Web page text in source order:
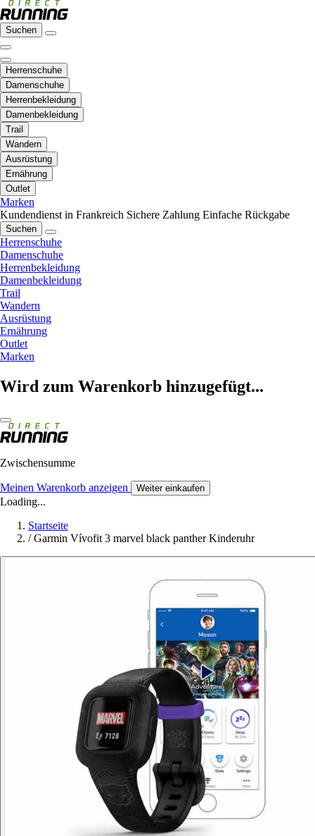
Suchen
Herrenschuhe
Damenschuhe
Herrenbekleidung
Damenbekleidung
Trail
Wandern
Ausrüstung
Ernährung
Outlet
Marken
Kundendienst in Frankreich Sichere Zahlung Einfache Rückgabe
Suchen
Herrenschuhe
Damenschuhe
Herrenbekleidung
Damenbekleidung
Trail
Wandern
Ausrüstung
Ernährung
Outlet
Marken
Wird zum Warenkorb hinzugefügt...
Zwischensumme
Meinen Warenkorb anzeigen Weiter einkaufen
Loading...
Startseite
/ Garmin Vívofit 3 marvel black panther Kinderuhr